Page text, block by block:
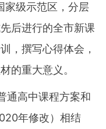
家级示范区，分层
后进行的全市新课
，撰写心得体会，
的重大意义。
通高中课程方案和
年修改）相结